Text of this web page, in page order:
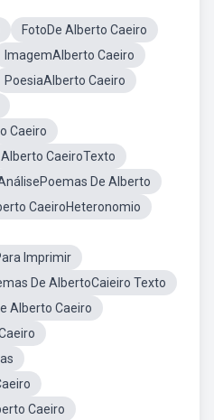
FotoDe Alberto Caeiro
ImagemAlberto Caeiro
PoesiaAlberto Caeiro
Caeiro
Alberto CaeiroTexto
De Alberto
CaeiroHeteronomio
Imprimir
De AlbertoCaieiro Texto
Alberto Caeiro
Caeiro